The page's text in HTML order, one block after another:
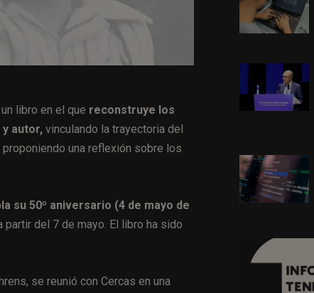
un libro en el que reconstruye los
autor, vinculando la trayectoria del
una reflexión sobre los
su 50º aniversario (4 de mayo de
del 7 de mayo. El libro ha sido
se reunió con Cercas en una